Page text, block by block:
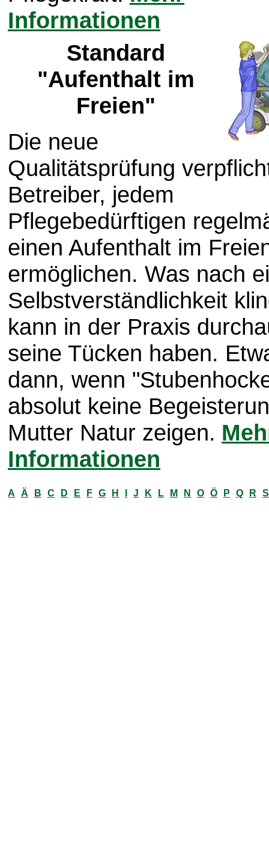
Informationen
Standard
"Aufenthalt im
Freien"
Die neue
Qualitätsprüfung
Betreiber, jedem
Pflegebedürftigen
einen Aufenthalt im
ermöglichen. Was nach
Selbstverständlichkeit
kann in der Praxis
seine Tücken haben.
dann, wenn
absolut keine
Mutter Natur zeigen.
Informationen
A Ä B C D E F G H J K L M N O Ö P Q R S